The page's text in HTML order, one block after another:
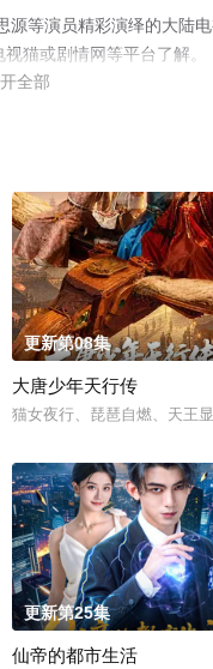
等演员精彩演绎的大陆
猫或剧情网等平台了解。
全部
，受尽欺辱家破人亡惨死
更新第08集
大唐少年天行传
猫女夜行、琵琶自燃、天王
更新第25集
仙帝的都市生活